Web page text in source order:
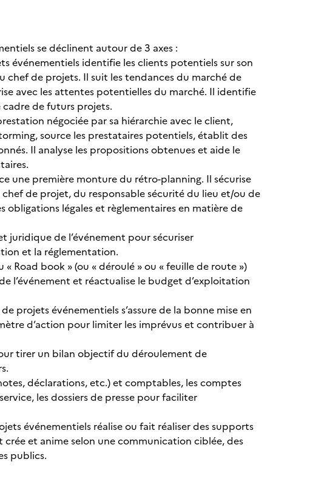
se déclinent autour de 3 axes :
événementiels identifie les clients potentiels sur son
de projets. Il suit les tendances du marché de
avec les attentes potentielles du marché. Il identifie
de futurs projets.
négociée par sa hiérarchie avec le client,
source les prestataires potentiels, établit des
Il analyse les propositions obtenues et aide le
une première monture du rétro-planning. Il sécurise
de projet, du responsable sécurité du lieu et/ou de
obligations légales et règlementaires en matière de
juridique de l’événement pour sécuriser
et la réglementation.
Road book » (ou « déroulé » ou « feuille de route »)
l’événement et réactualise le budget d’exploitation
projets événementiels s’assure de la bonne mise en
d’action pour limiter les imprévus et contribuer à
tirer un bilan objectif du déroulement de
déclarations, etc.) et comptables, les comptes
les dossiers de presse pour faciliter
événementiels réalise ou fait réaliser des supports
et anime selon une communication ciblée, des
publics.